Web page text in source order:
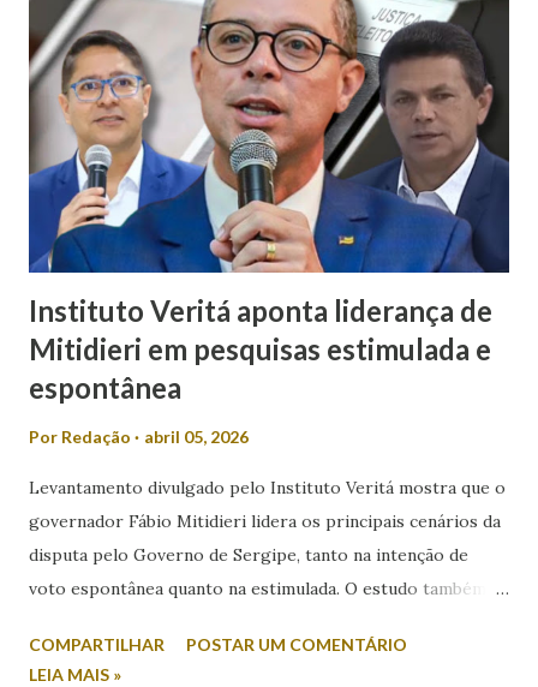
sociais, Laís afirmou que discursos desse tipo contribuem
para o desrespeito e a exclusão das mulheres dos espaços
de poder. “Em meio a muitos casos de feminicídio,
misoginia e desrespeito, tem pré-candidato espalhando
machismo com as mulheres. Mulher em política, esqueça! É
isso que Valmir de Francisquinho disse ao ser questionado
se a sua mulher poderia ser uma...
Instituto Veritá aponta liderança de
Mitidieri em pesquisas estimulada e
espontânea
Por Redação abril 05, 2026
Levantamento divulgado pelo Instituto Veritá mostra que o
governador Fábio Mitidieri lidera os principais cenários da
disputa pelo Governo de Sergipe, tanto na intenção de
voto espontânea quanto na estimulada. O estudo também
colocados. Na intenção espontânea, quando o eleitor
COMPARTILHAR
POSTAR UM COMENTÁRIO
LEIA MAIS »